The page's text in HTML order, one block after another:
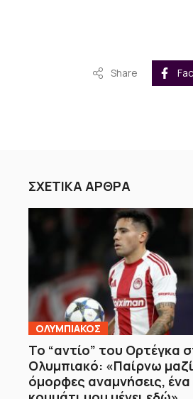
Share
ΣΧΕΤΙΚΑ ΑΡΘΡΑ
ΟΛΥΜΠΙΑΚΟΣ
Το “αντίο” του Ορτέγκα
Ολυμπιακό: «Παίρνω
όμορφες αναμνήσεις, ένα